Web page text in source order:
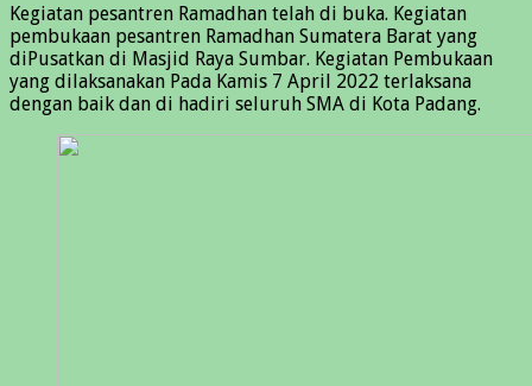
Kegiatan pesantren Ramadhan telah di buka. Kegiatan
pembukaan pesantren Ramadhan Sumatera Barat yang
diPusatkan di Masjid Raya Sumbar. Kegiatan Pembukaan
yang dilaksanakan Pada Kamis 7 April 2022 terlaksana
dengan baik dan di hadiri seluruh SMA di Kota Padang.